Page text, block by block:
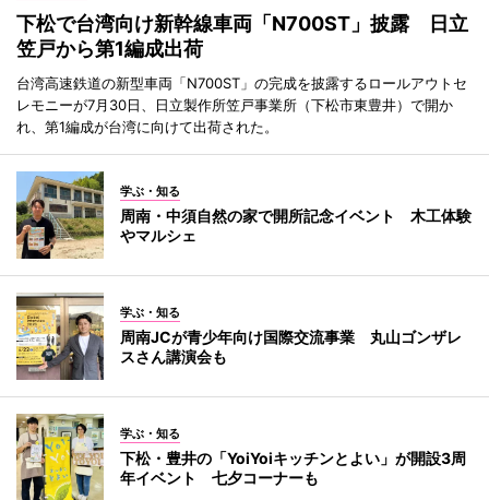
下松で台湾向け新幹線車両「N700ST」披露 日立
笠戸から第1編成出荷
台湾高速鉄道の新型車両「N700ST」の完成を披露するロールアウトセ
レモニーが7月30日、日立製作所笠戸事業所（下松市東豊井）で開か
れ、第1編成が台湾に向けて出荷された。
学ぶ・知る
周南・中須自然の家で開所記念イベント 木工体験
やマルシェ
学ぶ・知る
周南JCが青少年向け国際交流事業 丸山ゴンザレ
スさん講演会も
学ぶ・知る
下松・豊井の「YoiYoiキッチンとよい」が開設3周
年イベント 七夕コーナーも